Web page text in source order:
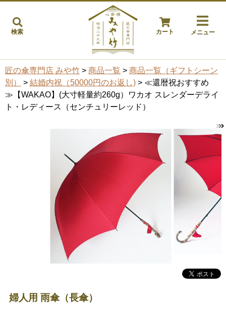
検索 カート メニュー
匠の傘専門店 みや竹 > 商品一覧 > 商品一覧（ギフトシーン
別）
> 結婚内祝（50000円のお返し) > ≪還暦祝おすすめ
≫【WAKAO】(大寸軽量約260g）ワカオ スレンダーデライ
ト・レディース（センチュリーレッド）
婦人用 雨傘（長傘）